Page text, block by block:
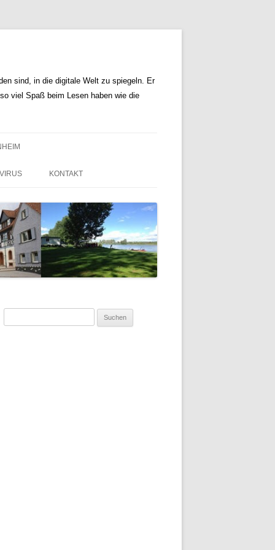
sind, in die digitale Welt zu spiegeln. Er
viel Spaß beim Lesen haben wie die
KONTAKT